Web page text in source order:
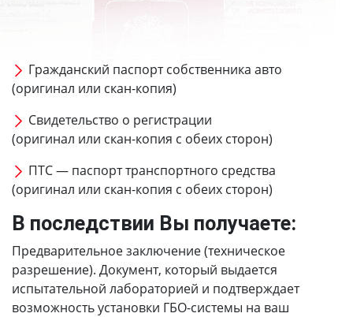
Гражданский паспорт собственника авто
(оригинал или скан-копия)
Свидетельство о регистрации
(оригинал или скан-копия с обеих сторон)
ПТС — паспорт транспортного средства
(оригинал или скан-копия с обеих сторон)
В последствии Вы получаете:
Предварительное заключение (техническое
разрешение). Документ, который выдается
испытательной лабораторией и подтверждает
возможность установки ГБО-системы на ваш